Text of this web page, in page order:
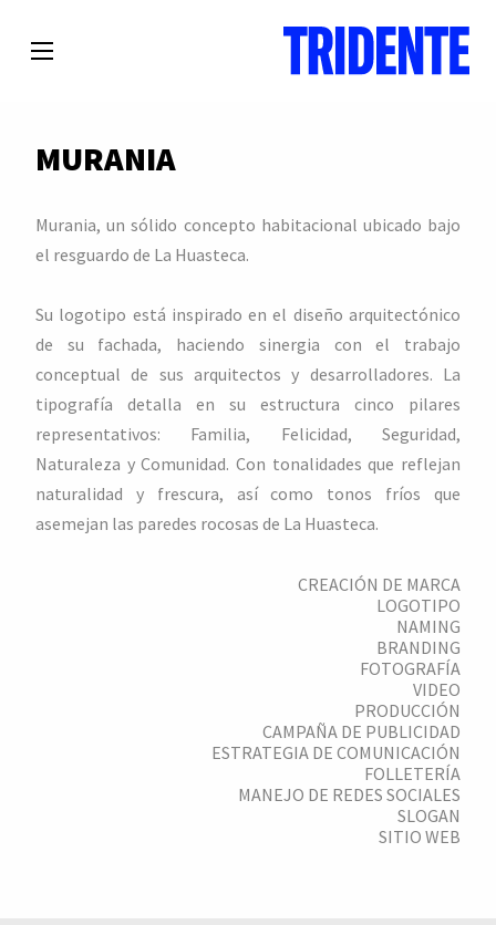
MURANIA
Murania, un sólido concepto habitacional ubicado bajo
el resguardo de La Huasteca.
Su logotipo está inspirado en el diseño arquitectónico
de su fachada, haciendo sinergia con el trabajo
conceptual de sus arquitectos y desarrolladores. La
tipografía detalla en su estructura cinco pilares
representativos: Familia, Felicidad, Seguridad,
Naturaleza y Comunidad. Con tonalidades que reflejan
naturalidad y frescura, así como tonos fríos que
asemejan las paredes rocosas de La Huasteca.
CREACIÓN DE MARCA
LOGOTIPO
NAMING
BRANDING
FOTOGRAFÍA
VIDEO
PRODUCCIÓN
CAMPAÑA DE PUBLICIDAD
ESTRATEGIA DE COMUNICACIÓN
FOLLETERÍA
MANEJO DE REDES SOCIALES
SLOGAN
SITIO WEB